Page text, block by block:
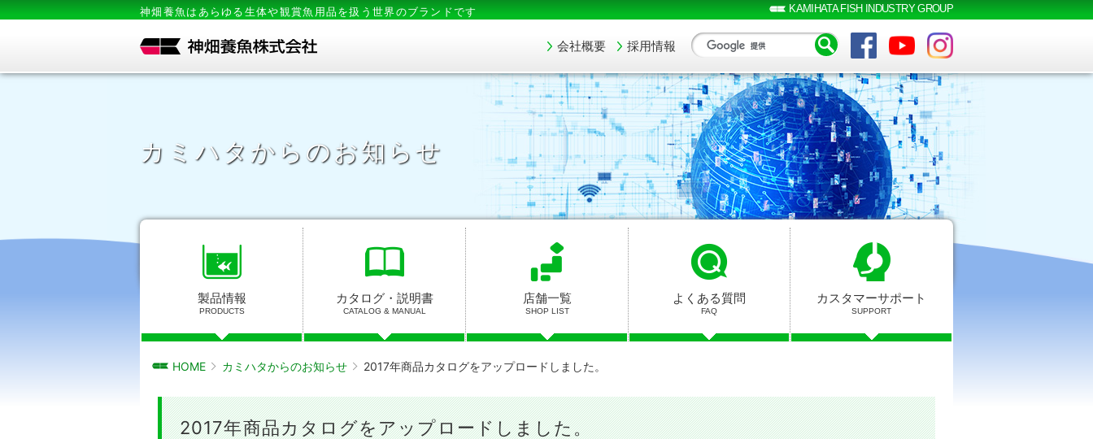
神畑養魚はあらゆる生体や観賞魚用品を扱う世界のブランドです KAMIHATA FISH INDUSTRY GROUP
カミハタからのお知らせ
製品情報
PRODUCTS
カタログ・説明書
CATALOG & MANUAL
店舗一覧
SHOP LIST
よくある質問
FAQ
カスタマーサポート
SUPPORT
会社概要 採用情報
HOME カミハタからのお知らせ 2017年商品カタログをアップロードしました。
2017年商品カタログをアップロードしました。